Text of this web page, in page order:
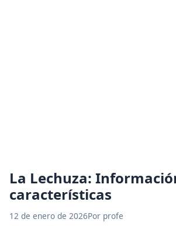
La Lechuza:
características
12 de enero de 2026Por profe